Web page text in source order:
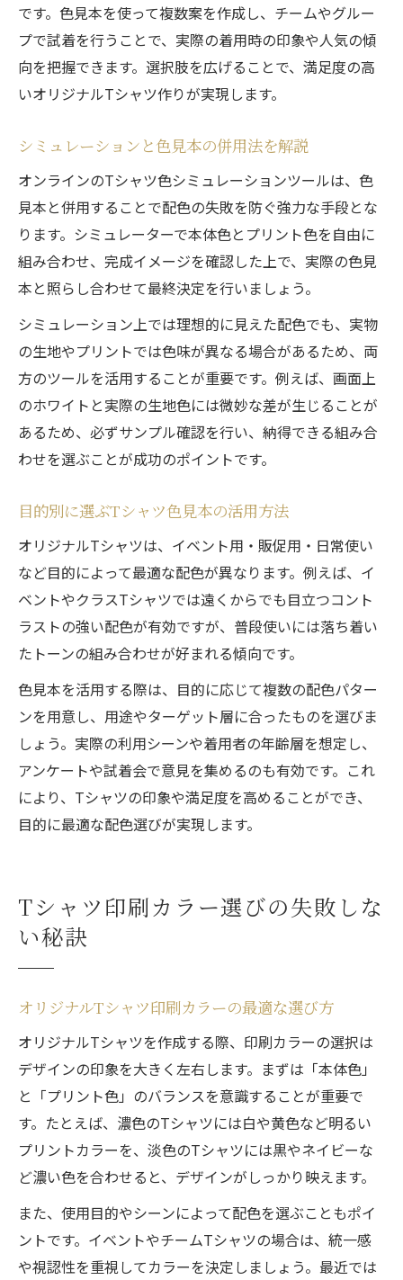
です。色見本を使って複数案を作成し、チームやグルー
プで試着を行うことで、実際の着用時の印象や人気の傾
向を把握できます。選択肢を広げることで、満足度の高
いオリジナルTシャツ作りが実現します。
シミュレーションと色見本の併用法を解説
オンラインのTシャツ色シミュレーションツールは、色
見本と併用することで配色の失敗を防ぐ強力な手段とな
ります。シミュレーターで本体色とプリント色を自由に
組み合わせ、完成イメージを確認した上で、実際の色見
本と照らし合わせて最終決定を行いましょう。
シミュレーション上では理想的に見えた配色でも、実物
の生地やプリントでは色味が異なる場合があるため、両
方のツールを活用することが重要です。例えば、画面上
のホワイトと実際の生地色には微妙な差が生じることが
あるため、必ずサンプル確認を行い、納得できる組み合
わせを選ぶことが成功のポイントです。
目的別に選ぶTシャツ色見本の活用方法
オリジナルTシャツは、イベント用・販促用・日常使い
など目的によって最適な配色が異なります。例えば、イ
ベントやクラスTシャツでは遠くからでも目立つコント
ラストの強い配色が有効ですが、普段使いには落ち着い
たトーンの組み合わせが好まれる傾向です。
色見本を活用する際は、目的に応じて複数の配色パター
ンを用意し、用途やターゲット層に合ったものを選びま
しょう。実際の利用シーンや着用者の年齢層を想定し、
アンケートや試着会で意見を集めるのも有効です。これ
により、Tシャツの印象や満足度を高めることができ、
目的に最適な配色選びが実現します。
Tシャツ印刷カラー選びの失敗しな
い秘訣
オリジナルTシャツ印刷カラーの最適な選び方
オリジナルTシャツを作成する際、印刷カラーの選択は
デザインの印象を大きく左右します。まずは「本体色」
と「プリント色」のバランスを意識することが重要で
す。たとえば、濃色のTシャツには白や黄色など明るい
プリントカラーを、淡色のTシャツには黒やネイビーな
ど濃い色を合わせると、デザインがしっかり映えます。
また、使用目的やシーンによって配色を選ぶこともポイ
ントです。イベントやチームTシャツの場合は、統一感
や視認性を重視してカラーを決定しましょう。最近では